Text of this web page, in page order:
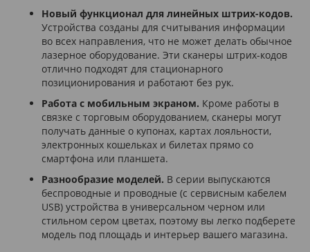
Новый функционал для линейных штрих-кодов.
Устройства созданы для считывания информации
во всех направления, что не может делать обычное
лазерное оборудование. Эти сканеры штрих-кодов
отлично подходят для стационарного
позиционирования и работают без рук.
Работа с мобильным экраном. Кроме работы в
связке с торговым оборудованием, сканеры могут
получать данные о купонах, картах лояльности,
электронных кошельках и билетах прямо со
смартфона или планшета.
Разнообразие моделей. В серии выпускаются
беспроводные и проводные (с сервисным кабелем
USB) устройства в универсальном черном или
стильном сером цветах, поэтому вы легко подберете
модель под площадь и интерьер вашего магазина.